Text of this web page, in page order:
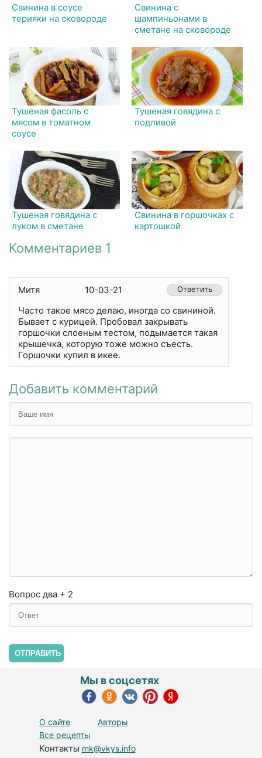
Свинина в соусе
терияки на сковороде
Свинина с
шампиньонами в
сметане на сковороде
Тушеная фасоль с
мясом в томатном
соусе
Тушеная говядина с
подливой
Тушеная говядина с
луком в сметане
Свинина в горшочках с
картошкой
Комментариев 1
Митя 10-03-21 Ответить
Часто такое мясо делаю, иногда со свининой.
Бывает с курицей. Пробовал закрывать
горшочки слоеным тестом, подымается такая
крышечка, которую тоже можно съесть.
Горшочки купил в икее.
Добавить комментарий
Вопрос два + 2
ОТПРАВИТЬ
О сайте
Авторы
Все рецепты
Контакты mk@vkys.info
Мы в соцсетях